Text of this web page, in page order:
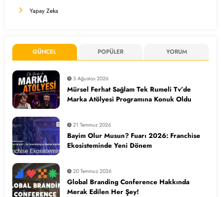
Yapay Zeka
GÜNCEL POPÜLER YORUM
3 Ağustos 2026
Mürsel Ferhat Sağlam Tek Rumeli Tv’de
Marka Atölyesi Programına Konuk Oldu
21 Temmuz 2026
Bayim Olur Musun? Fuarı 2026: Franchise
Ekosisteminde Yeni Dönem
20 Temmuz 2026
Global Branding Conference Hakkında
Merak Edilen Her Şey!